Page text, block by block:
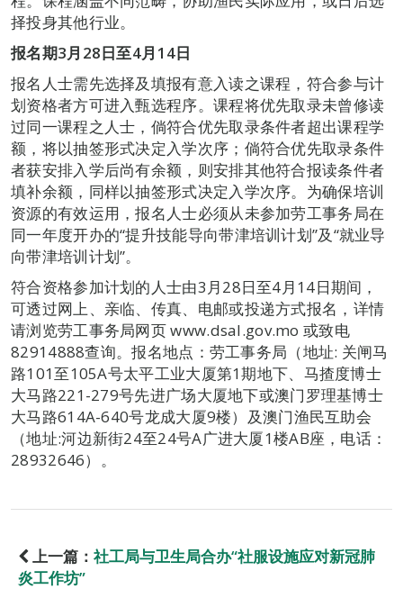
择投身其他行业。
报名期3月28日至4月14日
报名人士需先选择及填报有意入读之课程，符合参与计
划资格者方可进入甄选程序。课程将优先取录未曾修读
过同一课程之人士，倘符合优先取录条件者超出课程学
额，将以抽签形式决定入学次序；倘符合优先取录条件
者获安排入学后尚有余额，则安排其他符合报读条件者
填补余额，同样以抽签形式决定入学次序。为确保培训
资源的有效运用，报名人士必须从未参加劳工事务局在
同一年度开办的“提升技能导向带津培训计划”及“就业导
向带津培训计划”。
符合资格参加计划的人士由3月28日至4月14日期间，
可透过网上、亲临、传真、电邮或投递方式报名，详情
请浏览劳工事务局网页 www.dsal.gov.mo 或致电
82914888查询。报名地点：劳工事务局（地址: 关闸马
路101至105A号太平工业大厦第1期地下、马揸度博士
大马路221-279号先进广场大厦地下或澳门罗理基博士
大马路614A-640号龙成大厦9楼）及澳门渔民互助会
（地址:河边新街24至24号A广进大厦1楼AB座，电话：
28932646）。
上一篇： 社工局与卫生局合办“社服设施应对新冠肺
炎工作坊”